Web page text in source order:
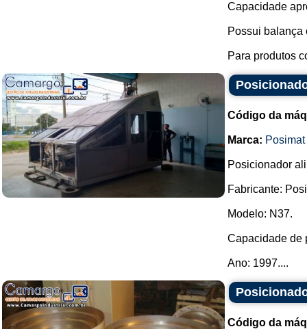
Capacidade
Possui balança
Para produtos
Código da
Marca: Posimat
Posicionador
Fabricante:
Modelo: N37.
Capacidade de
Ano: 1997....
Código da